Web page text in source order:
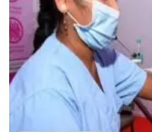
500
के
पार
पहुंचे
ओमिक्रोन
के
मामले,
19
राज्यों